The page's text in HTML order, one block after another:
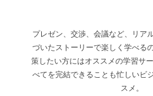
プレゼン、交渉、会議など、リア
づいたストーリーで楽しく学べる
策したい方にはオススメの学習サ
べてを完結できることも忙しいビ
スメ。